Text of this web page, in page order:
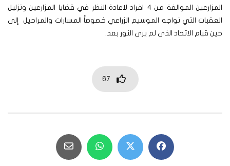
المزارعين الموالفة من 4 افراد لاعادة النظر في قضايا المزارعين وتزليل
العقبات التي تواجه الموسيم الزراعي خصوصاً المسارات والمراحيل إلى
حين قيام الاتحاد الذى لم يرى النور بعد.
67